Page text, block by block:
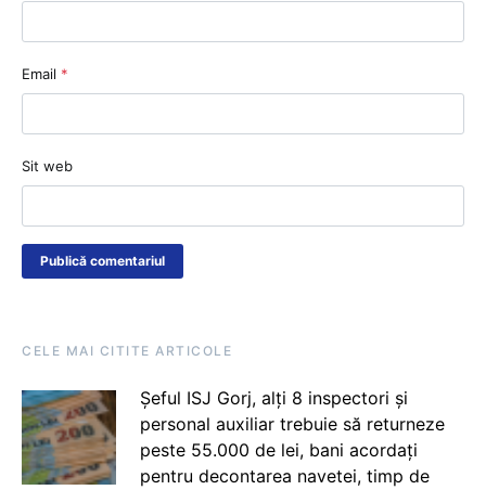
Email *
Sit web
CELE MAI CITITE ARTICOLE
Șeful ISJ Gorj, alți 8 inspectori și
personal auxiliar trebuie să returneze
peste 55.000 de lei, bani acordați
pentru decontarea navetei, timp de